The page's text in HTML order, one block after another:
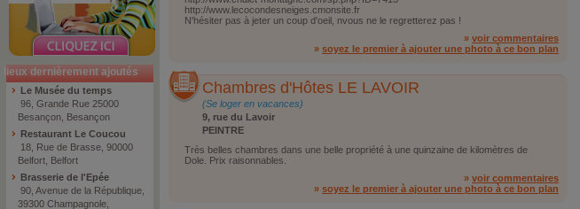
lieux dernièrement ajoutés
Le Musée du temps
96, Grande Rue 25000
Besançon, Besançon
Restaurant Le Coucou
18, Rue de Brasse, 90000
Belfort, Belfort
Brasserie de l'Epée
90, Avenue de la République,
39300 Champagnole,
http://www.lecocondesneiges.cmonsite.fr
N'hésiter pas à jeter un coup d'oeil, nvous ne le regretterez pas !
» voir commentaires
» soyez le premier à ajouter une photo à ce bon plan
Chambres d'Hôtes LE LAVOIR
(Se loger en vacances)
9, rue du Lavoir
PEINTRE
Très belles chambres dans une belle propriété à une quinzaine de kilomètres de
Dole. Prix raisonnables.
» voir commentaires
» soyez le premier à ajouter une photo à ce bon plan